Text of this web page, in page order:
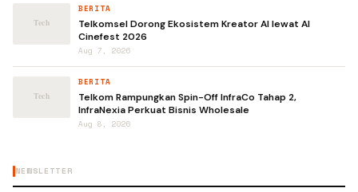
BERITA
Telkomsel Dorong Ekosistem Kreator AI lewat AI
Cinefest 2026
Aug 7, 2026
BERITA
Telkom Rampungkan Spin-Off InfraCo Tahap 2,
InfraNexia Perkuat Bisnis Wholesale
Aug 8, 2026
NEWSLETTER